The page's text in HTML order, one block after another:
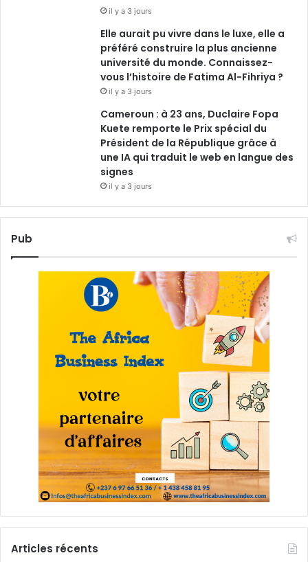
il y a 3 jours
Elle aurait pu vivre dans le luxe, elle a
préféré construire la plus ancienne
université du monde. Connaissez-
vous l’histoire de Fatima Al-Fihriya ?
il y a 3 jours
Cameroun : à 23 ans, Duclaire Fopa
Kuete remporte le Prix spécial du
Président de la République grâce à
une IA qui traduit le web en langue des
signes
il y a 3 jours
Pub
Articles récents